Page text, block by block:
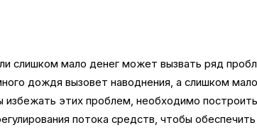
слишком мало денег может вызвать ряд
дождя вызовет наводнения, а слишком мало
этих проблем, необходимо построить
потока средств, чтобы обеспечить